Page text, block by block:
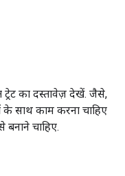
का दस्तावेज़ देखें. जैसे,
के साथ काम करना चाहिए
चाहिए.